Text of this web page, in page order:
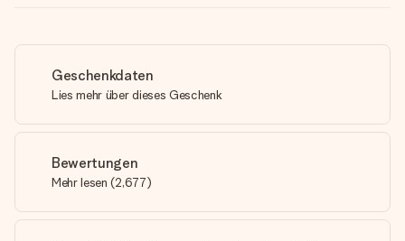
Geschenkdaten
Lies mehr über dieses Geschenk
Bewertungen
Mehr lesen (2,677)